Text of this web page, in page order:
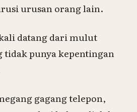
urusan orang lain.
datang dari mulut
tidak punya kepentingan
gagang telepon,